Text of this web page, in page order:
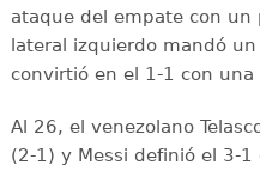
ataque del empate con un
lateral izquierdo mandó
convirtió en el 1-1 con
Al 26, el venezolano
(2-1) y Messi definió el 3-1